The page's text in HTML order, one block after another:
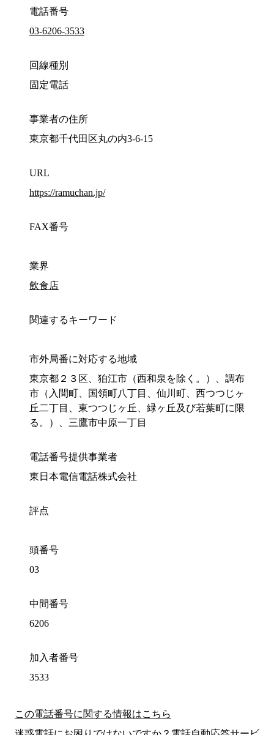
電話番号
03-6206-3533
回線種別
固定電話
事業者の住所
東京都千代田区丸の内3-6-15
URL
https://ramuchan.jp/
FAX番号
業界
飲食店
関連するキーワード
市外局番に対応する地域
東京都２３区、狛江市（西和泉を除く。）、調布
市（入間町、国領町八丁目、仙川町、西つつじヶ
丘二丁目、東つつじヶ丘、緑ヶ丘及び若葉町に限
る。）、三鷹市中原一丁目
電話番号提供事業者
東日本電信電話株式会社
評点
頭番号
03
中間番号
6206
加入者番号
3533
この電話番号に関する情報はこちら